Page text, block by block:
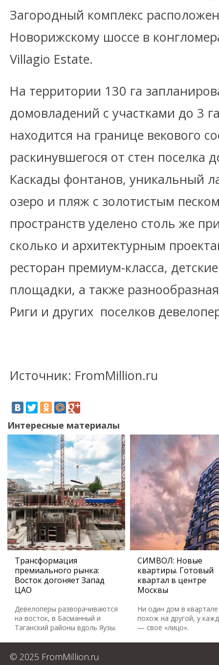
Загородный комплекс
Новорижскому шоссе в
Villagio Estate.
На территории 130 га
домовладений с участками до 3
находится на границе векового
раскинувшегося от стен поселка
Каскады фонтанов, уникальный
озеро и пляж с золотистым
пространств уделено столь же
сколько и архитектурным
ресторан премиум-класса,
площадки, а также
Риги и других поселков
Источник: FromMillion.ru
Интересные материалы
Трансформация
премиального рынка:
Восток догоняет Запад
ЦАО
Девелоперы разворачиваются
на восток, в Басманный и
Таганский районы вдоль Яузы.
СИМВОЛ: Новые
квартиры. Готовый
квартал в центре
Москвы
Ни один дом в
похож на другой, у
— своё «лицо».
© 2025 FromMillion.ru